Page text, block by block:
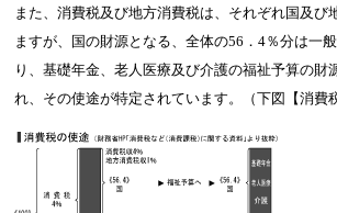
また、消費税及び地方消費税は、それぞれ国及び
ますが、国の財源となる、全体の56．4％分は一
り、基礎年金、老人医療及び介護の福祉予算の財
れ、その使途が特定されています。（下図【消費